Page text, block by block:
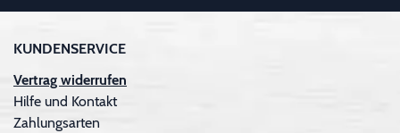
KUNDENSERVICE
Vertrag widerrufen
Hilfe und Kontakt
Zahlungsarten